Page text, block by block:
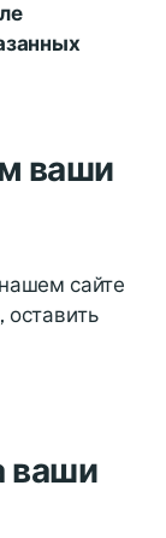
ваши
сайте
оставить
ваши